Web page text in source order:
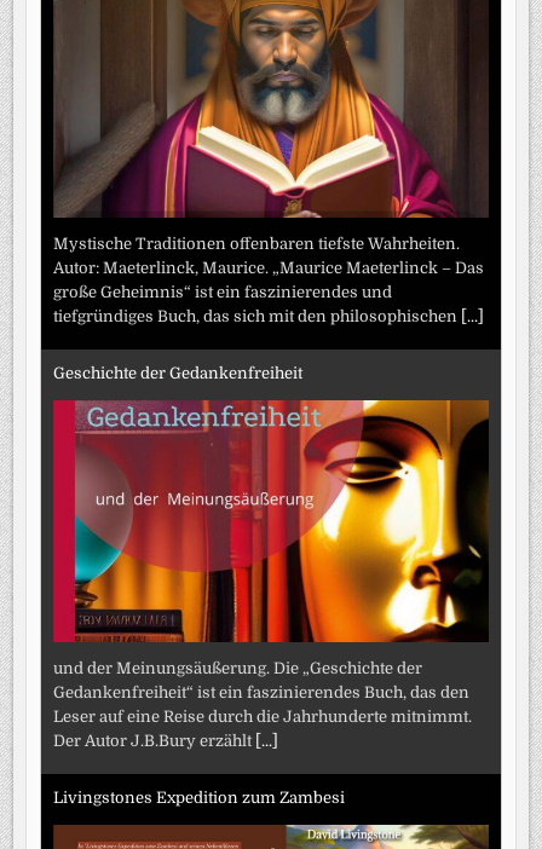
Mystische Traditionen offenbaren tiefste Wahrheiten.
Autor: Maeterlinck, Maurice. „Maurice Maeterlinck – Das
große Geheimnis“ ist ein faszinierendes und
tiefgründiges Buch, das sich mit den philosophischen [...]
Geschichte der Gedankenfreiheit
und der Meinungsäußerung. Die „Geschichte der
Gedankenfreiheit“ ist ein faszinierendes Buch, das den
Leser auf eine Reise durch die Jahrhunderte mitnimmt.
Der Autor J.B.Bury erzählt [...]
Livingstones Expedition zum Zambesi